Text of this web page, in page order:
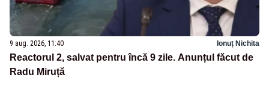
9 aug. 2026, 11:40 Ionuț Nichita
Reactorul 2, salvat pentru încă 9 zile. Anunțul făcut de
Radu Miruță